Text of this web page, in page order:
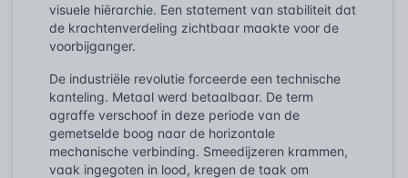
visuele hiërarchie. Een statement van stabiliteit dat
de krachtenverdeling zichtbaar maakte voor de
voorbijganger.
De industriële revolutie forceerde een technische
kanteling. Metaal werd betaalbaar. De term
agraffe verschoof in deze periode van de
gemetselde boog naar de horizontale
mechanische verbinding. Smeedijzeren krammen,
vaak ingegoten in lood, kregen de taak om